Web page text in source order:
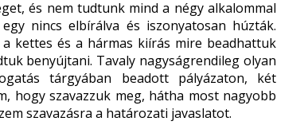
és nem tudtunk mind a négy alkalommal
nincs elbírálva és iszonyatosan húzták.
kettes és a hármas kiírás mire beadhattuk
benyújtani. Tavaly nagyságrendileg olyan
tárgyában
beadott pályázaton, két
hogy szavazzuk meg, hátha most nagyobb
szavazásra a határozati javaslatot.